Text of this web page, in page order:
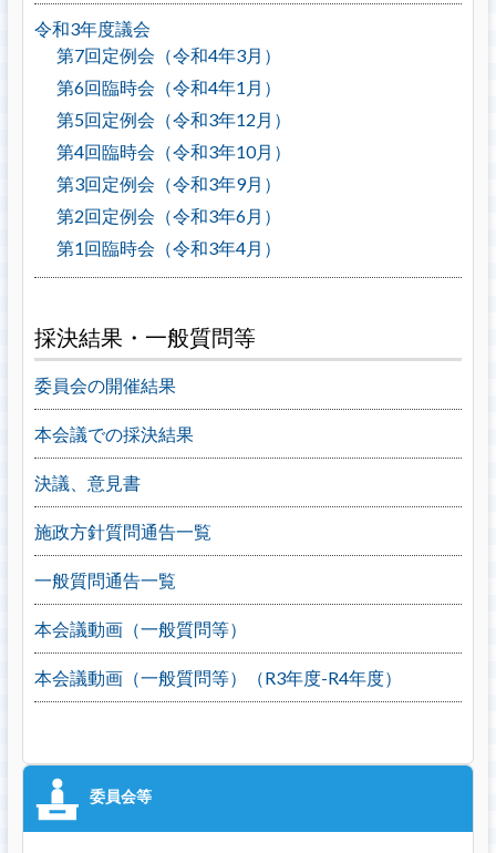
令和3年度議会
第7回定例会（令和4年3月）
第6回臨時会（令和4年1月）
第5回定例会（令和3年12月）
第4回臨時会（令和3年10月）
第3回定例会（令和3年9月）
第2回定例会（令和3年6月）
第1回臨時会（令和3年4月）
採決結果・一般質問等
委員会の開催結果
本会議での採決結果
決議、意見書
施政方針質問通告一覧
一般質問通告一覧
本会議動画（一般質問等）
本会議動画（一般質問等）（R3年度-R4年度）